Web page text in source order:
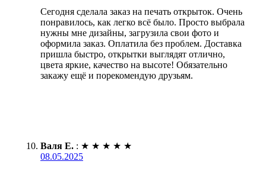
Сегодня сделала заказ на печать открыток. Очень
понравилось, как легко всё было. Просто выбрала
нужны мне дизайны, загрузила свои фото и
оформила заказ. Оплатила без проблем. Доставка
пришла быстро, открытки выглядят отлично,
цвета яркие, качество на высоте! Обязательно
закажу ещё и порекомендую друзьям.
Валя Е. : ★ ★ ★ ★ ★
08.05.2025